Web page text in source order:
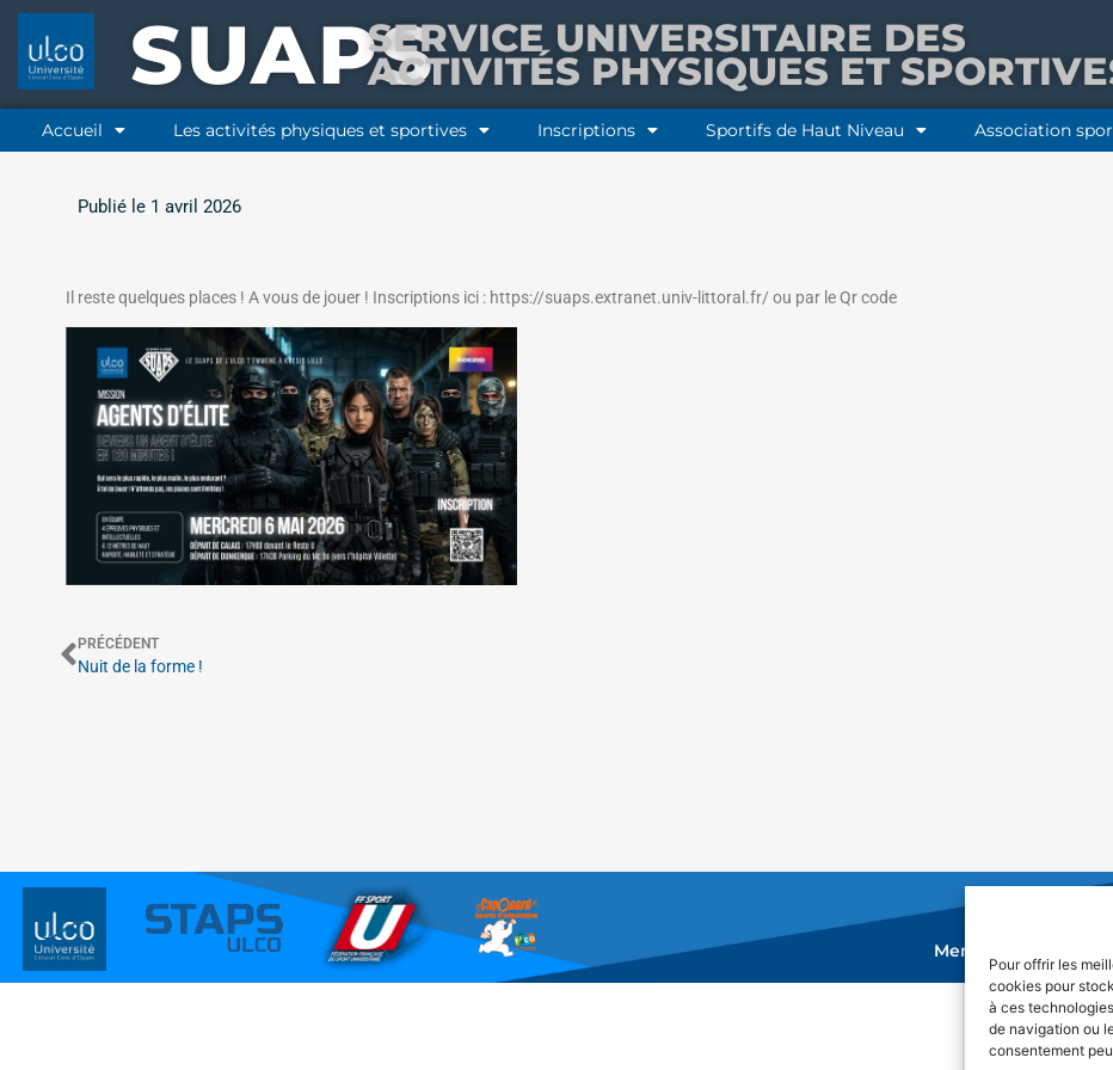
Pour offrir les
cookies pour
à ces
de navigation ou
consentement
SUAPSSERVICE UNIVERSITAIRE DES
ACTIVITÉS PHYSIQUES ET
Accueil Les activités physiques et sportives Inscriptions Sportifs de Haut Niveau Association
Publié le 1 avril 2026
Il reste quelques places ! A vous de jouer ! Inscriptions ici : https://suaps.extranet.univ-littoral.fr/ ou par le Qr code
PRÉCÉDENT
Nuit de la forme !
Mentions légales